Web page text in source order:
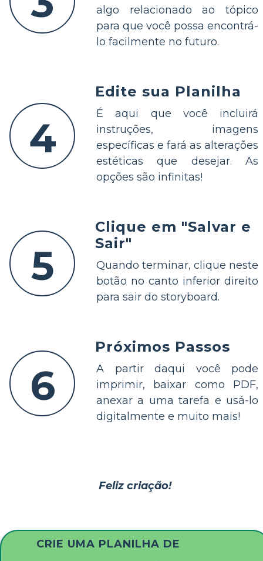
algo relacionado ao tópico
para que você possa encontrá-
lo facilmente no futuro.
4
Edite sua Planilha
É aqui que você incluirá
instruções, imagens
específicas e fará as alterações
estéticas que desejar. As
opções são infinitas!
5
Clique em "Salvar e
Sair"
Quando terminar, clique neste
botão no canto inferior direito
para sair do storyboard.
6
Próximos Passos
A partir daqui você pode
imprimir, baixar como PDF,
anexar a uma tarefa e usá-lo
digitalmente e muito mais!
Feliz criação!
CRIE UMA PLANILHA DE